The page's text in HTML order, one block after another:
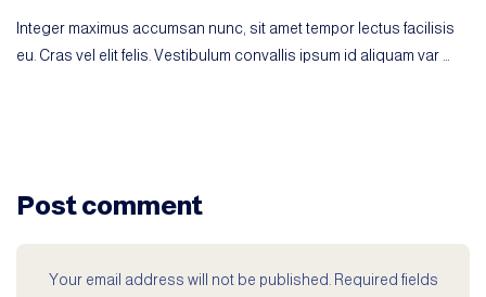
Integer maximus accumsan nunc, sit amet tempor lectus facilisis
eu. Cras vel elit felis. Vestibulum convallis ipsum id aliquam var …
Post comment
Your email address will not be published. Required fields